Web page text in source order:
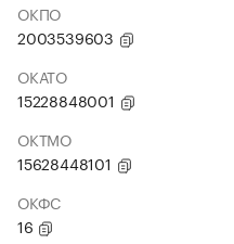
ОКПО
2003539603
ОКАТО
15228848001
ОКТМО
15628448101
ОКФС
16